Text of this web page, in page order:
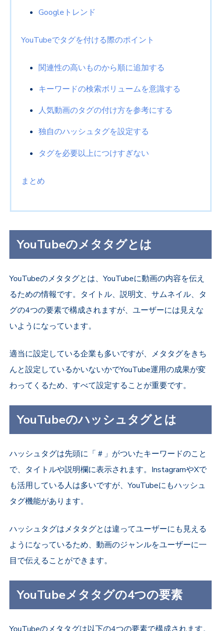
Googleトレンド
YouTubeでタグを付ける際のポイント
関連性の高いものから順に追加する
キーワードの検索ボリュームを意識する
人気動画のタグの付け方を参考にする
独自のハッシュタグを設定する
タグを必要以上につけすぎない
まとめ
YouTubeのメタタグとは
YouTubeのメタタグとは、YouTubeに動画の内容を伝え
るための情報です。タイトル、説明文、サムネイル、タ
グの4つの要素で構成されますが、ユーザーには見えな
いようになっています。
適当に設定している企業も多いですが、メタタグをきち
んと設定しているかいないかでYouTube運用の成果が変
わってくるため、すべて設定することが重要です。
YouTubeのハッシュタグとは
ハッシュタグは先頭に「＃」がついたキーワードのこと
で、タイトルや説明欄に表示されます。InstagramやXで
も活用している人は多いですが、YouTubeにもハッシュ
タグ機能があります。
ハッシュタグはメタタグとは違ってユーザーにも見える
ようになっているため、動画のジャンルをユーザーに一
目で伝えることができます。
YouTubeメタタグの4つの要素